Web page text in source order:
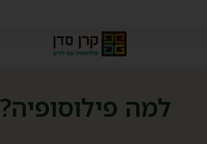
למה פילוסופיה?